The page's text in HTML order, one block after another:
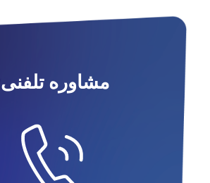
مشاوره